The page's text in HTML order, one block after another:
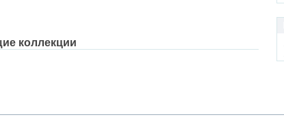
коллекции